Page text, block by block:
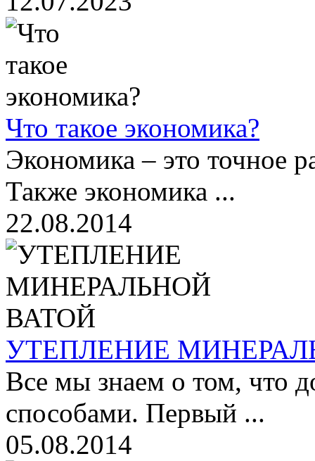
Что такое экономика?
Экономика – это точное
Также экономика ...
22.08.2014
УТЕПЛЕНИЕ
Все мы знаем о том, что
способами. Первый ...
05.08.2014